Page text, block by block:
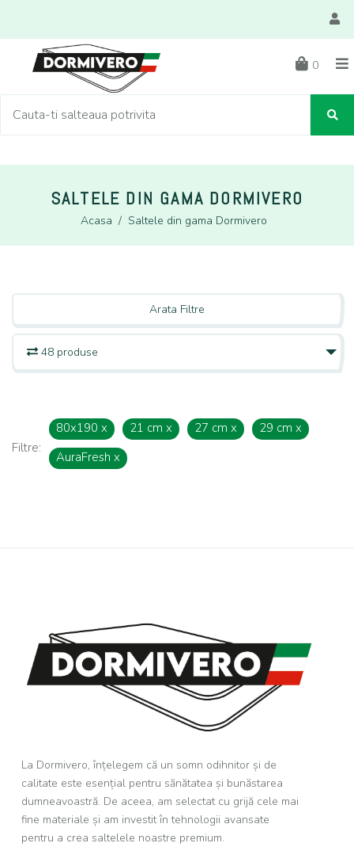
0
SALTELE DIN GAMA DORMIVERO
Acasa / Saltele din gama Dormivero
Arata Filtre
48 produse
Filtre:
80x190 x 21 cm x 27 cm x 29 cm x
AuraFresh x
La Dormivero, înțelegem că un somn odihnitor și de
calitate este esențial pentru sănătatea și bunăstarea
dumneavoastră. De aceea, am selectat cu grijă cele mai
fine materiale și am investit în tehnologii avansate
pentru a crea saltelele noastre premium.